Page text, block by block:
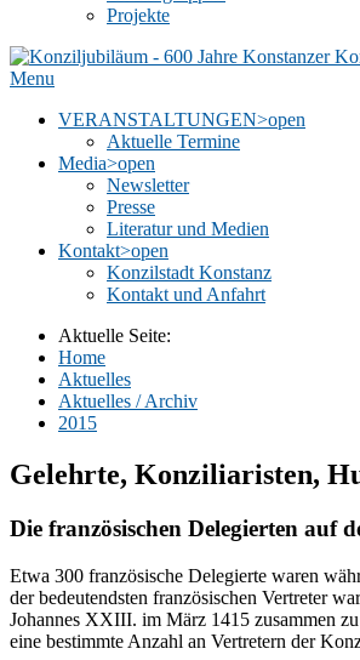
Projekte
Menu
VERANSTALTUNGEN>open
Aktuelle Termine
Media>open
Newsletter
Presse
Literatur und Medien
Kontakt>open
Konzilstadt Konstanz
Kontakt und Anfahrt
Aktuelle Seite:
Home
Aktuelles
Aktuelles / Archiv
2015
Gelehrte, Konziliaristen,
Die französischen Delegierten auf
Etwa 300 französische Delegierte waren
der bedeutendsten französischen Vertreter
Johannes XXIII. im März 1415 zusammen
eine bestimmte Anzahl an Vertretern der